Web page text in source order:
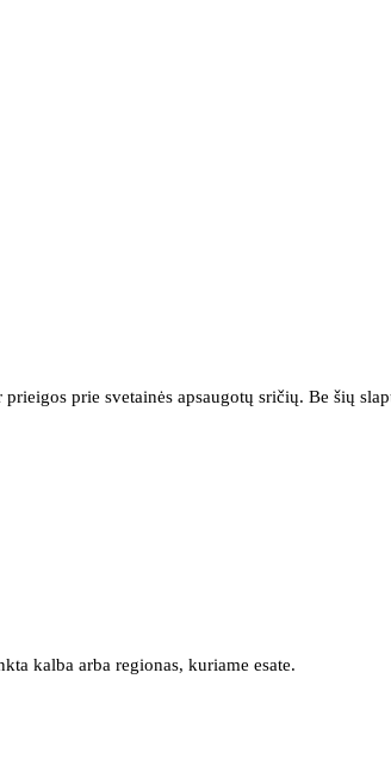
prie svetainės apsaugotų sričių. Be šių
kalba arba regionas, kuriame esate.